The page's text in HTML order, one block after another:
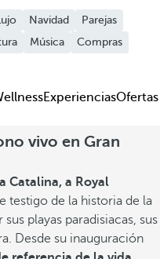
Navidad
Parejas
Música
Compras
ExperienciasOfertas
vivo en Gran
Catalina, a Royal
testigo de la historia de la
playas paradisiacas, sus
Desde su inauguración